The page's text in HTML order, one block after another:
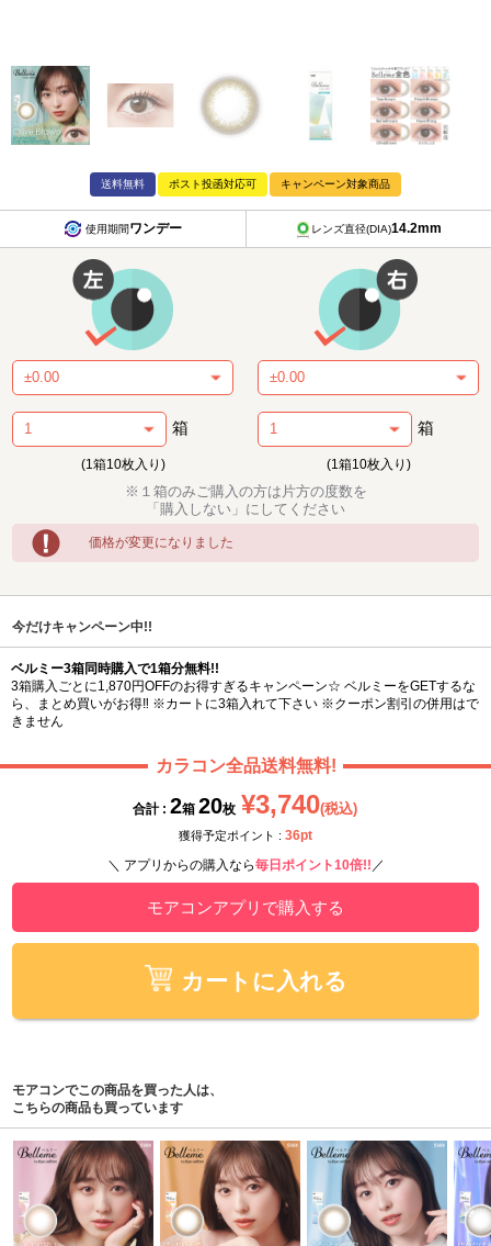
送料無料 ポスト投函対応可 キャンペーン対象商品
使用期間ワンデー レンズ直径(DIA)14.2mm
箱
(1箱10枚入り)
箱
(1箱10枚入り)
※１箱のみご購入の方は片方の度数を
「購入しない」にしてください
価格が変更になりました
今だけキャンペーン中!!
ベルミー3箱同時購入で1箱分無料!!
3箱購入ごとに1,870円OFFのお得すぎるキャンペーン☆ ベルミーをGETするな
ら、まとめ買いがお得‼ ※カートに3箱入れて下さい ※クーポン割引の併用はで
きません
カラコン全品送料無料!
合計 : 2箱 20枚 ¥3,740(税込)
獲得予定ポイント : 36pt
＼ アプリからの購入なら毎日ポイント10倍!! ／
モアコンアプリで購入する
カートに入れる
モアコンでこの商品を買った人は、
こちらの商品も買っています